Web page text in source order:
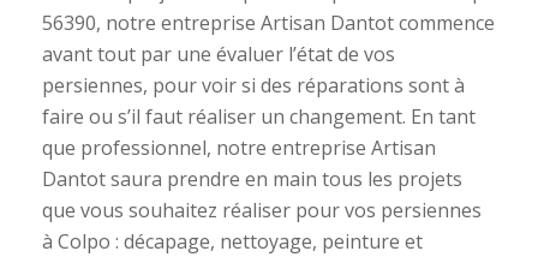
56390, notre entreprise Artisan Dantot commence
avant tout par une évaluer l’état de vos
persiennes, pour voir si des réparations sont à
faire ou s’il faut réaliser un changement. En tant
que professionnel, notre entreprise Artisan
Dantot saura prendre en main tous les projets
que vous souhaitez réaliser pour vos persiennes
à Colpo : décapage, nettoyage, peinture et